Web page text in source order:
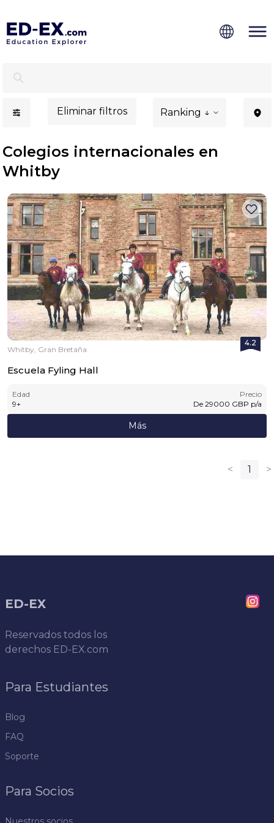
Eliminar filtros Ranking ↓
Colegios internacionales en
Whitby
4.2
Whitby, Gran Bretaña
Escuela Fyling Hall
Edad
9+
Precio
De 29000 GBP p/a
Más
< 1 >
ED-EX
Reservados todos los
derechos ED-EX.com
Para Estudiantes
Blog
FAQ
Soporte
Para Socios